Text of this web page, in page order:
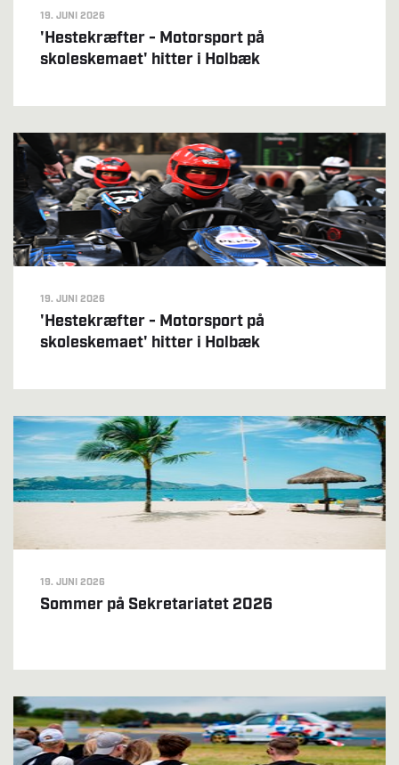
19. JUNI 2026
'Hestekræfter - Motorsport på
skoleskemaet' hitter i Holbæk
19. JUNI 2026
'Hestekræfter - Motorsport på
skoleskemaet' hitter i Holbæk
19. JUNI 2026
Sommer på Sekretariatet 2026